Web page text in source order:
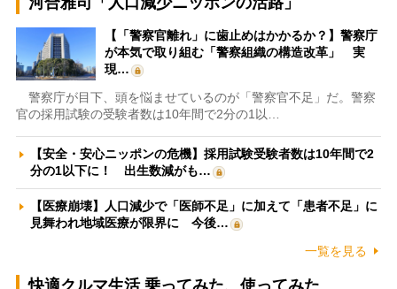
【「警察官離れ」に歯止めはかかるか？】警察庁
が本気で取り組む「警察組織の構造改革」 実
現…
警察庁が目下、頭を悩ませているのが「警察官不足」だ。警察
官の採用試験の受験者数は10年間で2分の1以…
【安全・安心ニッポンの危機】採用試験受験者数は10年間で2
分の1以下に！ 出生数減がも…
【医療崩壊】人口減少で「医師不足」に加えて「患者不足」に
見舞われ地域医療が限界に 今後…
一覧を見る
快適クルマ生活 乗ってみた、使ってみた